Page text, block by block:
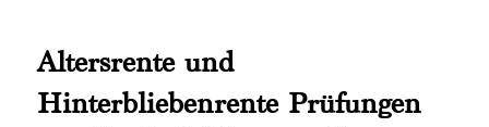
Altersrente und
Hinterbliebenrente Prüfungen